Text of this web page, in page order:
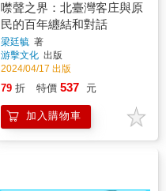
噤聲之界：北臺灣客庄與原
民的百年纏結和對話
梁廷毓 著
游擊文化 出版
2024/04/17 出版
79 折 特價 537 元
加入購物車